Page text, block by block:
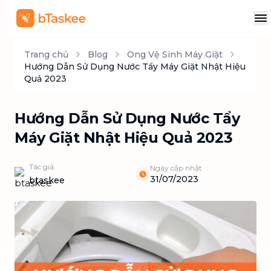
Trang chủ Blog
Ong Vệ Sinh Máy Giặt
Hướng Dẫn Sử Dụng Nước Tẩy Máy Giặt Nhật Hiệu
Quả 2023
Hướng Dẫn Sử Dụng Nước Tẩy
Máy Giặt Nhật Hiệu Quả 2023
Tác giả
btaskee
Ngày cập nhật
31/07/2023